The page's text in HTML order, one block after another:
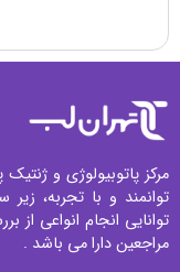
مرکز پاتوبیولوژی و
توانمند و با تجربه،
توانایی انجام انواعی
مراجعین دارا می باشد .